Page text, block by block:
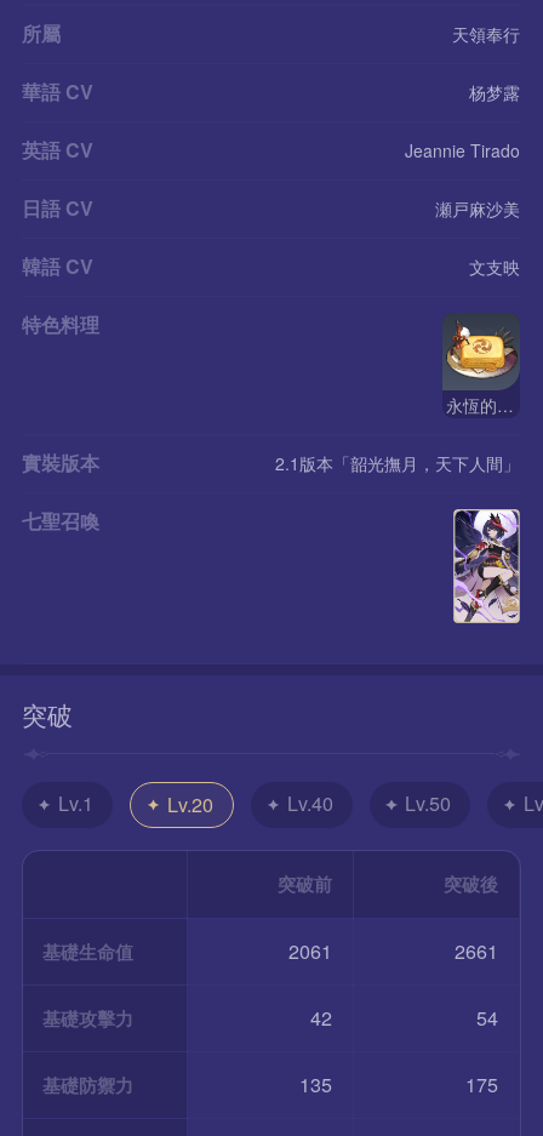
所屬 天領奉行
華語 CV 杨梦露
英語 CV Jeannie Tirado
日語 CV 瀬戸麻沙美
韓語 CV 文支映
特色料理
永恆的信仰
實裝版本 2.1版本「韶光撫月，天下人間」
七聖召喚
突破
Lv.1 Lv.20 Lv.40 Lv.50
突破前 突破後
基礎生命值 2061 2661
基礎攻擊力 42 54
基礎防禦力 135 175